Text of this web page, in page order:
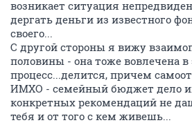
возникает ситуация
дергать деньги из известного
своего...
С другой стороны я вижу
половины - она тоже вовлечена в
процесс...делится, причем
ИМХО - семейный бюджет дело
конкретных рекомендаций не
тебя и от того с кем живешь...